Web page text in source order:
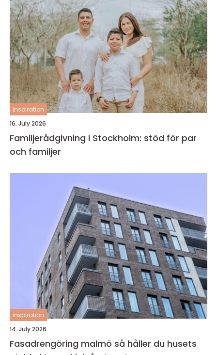
inspiration
16. July 2026
Familjerådgivning i Stockholm: stöd för par
och familjer
inspiration
14. July 2026
Fasadrengöring malmö så håller du husets